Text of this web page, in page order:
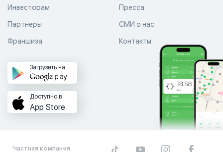
Пресса
СМИ о нас
Контакты
Инвесторам
Партнеры
Франшиза
Загрузить на
Доступно в
App Store
Частная компания